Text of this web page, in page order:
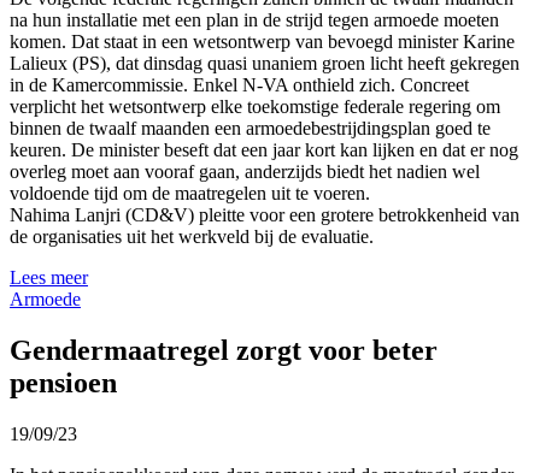
na hun installatie met een plan in de strijd tegen armoede moeten
komen. Dat staat in een wetsontwerp van bevoegd minister Karine
Lalieux (PS), dat dinsdag quasi unaniem groen licht heeft gekregen
in de Kamercommissie. Enkel N-VA onthield zich. Concreet
verplicht het wetsontwerp elke toekomstige federale regering om
binnen de twaalf maanden een armoedebestrijdingsplan goed te
keuren. De minister beseft dat een jaar kort kan lijken en dat er nog
overleg moet aan vooraf gaan, anderzijds biedt het nadien wel
voldoende tijd om de maatregelen uit te voeren.
Nahima Lanjri (CD&V) pleitte voor een grotere betrokkenheid van
de organisaties uit het werkveld bij de evaluatie.
Lees meer
Armoede
Gendermaatregel zorgt voor beter
pensioen
19/09/23